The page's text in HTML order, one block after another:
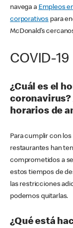
navega a Empleos
corporativos para
McDonald’s
COVID-19
¿Cuál es el
coronavirus?
horarios de
Para cumplir con
restaurantes han
comprometidos a
estos tiempos de
las restricciones
podemos quitarlas.
¿Qué está